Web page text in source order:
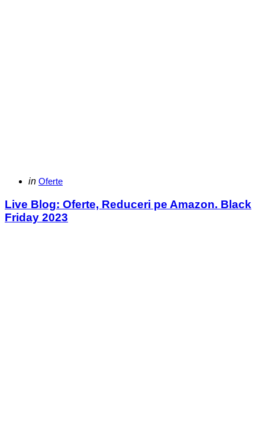
Categories
Posted
in Oferte
Live Blog: Oferte, Reduceri pe Amazon. Black
Friday 2023